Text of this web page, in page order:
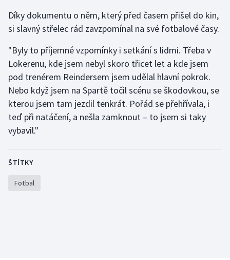
Díky dokumentu o něm, který před časem přišel do kin,
si slavný střelec rád zavzpomínal na své fotbalové časy.
"Byly to příjemné vzpomínky i setkání s lidmi. Třeba v
Lokerenu, kde jsem nebyl skoro třicet let a kde jsem
pod trenérem Reindersem jsem udělal hlavní pokrok.
Nebo když jsem na Spartě točil scénu se škodovkou, se
kterou jsem tam jezdil tenkrát. Pořád se přehřívala, i
teď při natáčení, a nešla zamknout – to jsem si taky
vybavil."
ŠTÍTKY
Fotbal